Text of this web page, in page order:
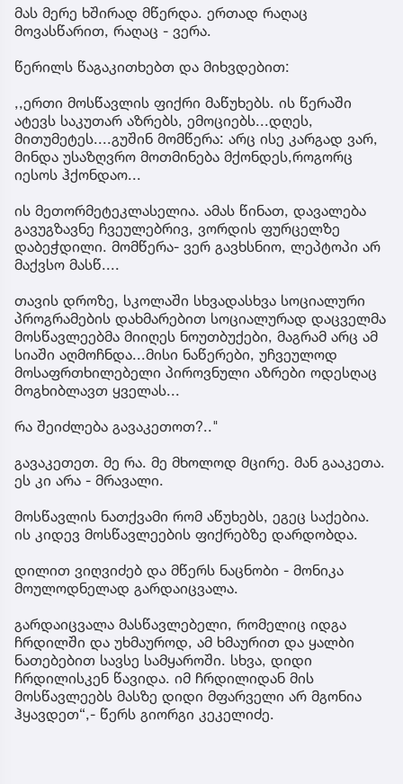
მას მერე ხშირად მწერდა. ერთად რაღაც
მოვასწარით, რაღაც - ვერა.
წერილს წაგაკითხებთ და მიხვდებით:
,,ერთი მოსწავლის ფიქრი მაწუხებს. ის წერაში
ატევს საკუთარ აზრებს, ემოციებს...დღეს,
მითუმეტეს....გუშინ მომწერა: არც ისე კარგად ვარ,
მინდა უსაზღვრო მოთმინება მქონდეს,როგორც
იესოს ჰქონდაო...
ის მეთორმეტეკლასელია. ამას წინათ, დავალება
გავუგზავნე ჩვეულებრივ, ვორდის ფურცელზე
დაბეჭდილი. მომწერა- ვერ გავხსნიო, ლეპტოპი არ
მაქვსო მასწ....
თავის დროზე, სკოლაში სხვადასხვა სოციალური
პროგრამების დახმარებით სოციალურად დაცველმა
მოსწავლეებმა მიიღეს ნოუთბუქები, მაგრამ არც ამ
სიაში აღმოჩნდა...მისი ნაწერები, უჩვეულოდ
მოსაფრთხილებელი პიროვნული აზრები ოდესღაც
მოგხიბლავთ ყველას...
რა შეიძლება გავაკეთოთ?.."
გავაკეთეთ. მე რა. მე მხოლოდ მცირე. მან გააკეთა.
ეს კი არა - მრავალი.
მოსწავლის ნათქვამი რომ აწუხებს, ეგეც საქებია.
ის კიდევ მოსწავლეების ფიქრებზე დარდობდა.
დილით ვიღვიძებ და მწერს ნაცნობი - მონიკა
მოულოდნელად გარდაიცვალა.
გარდაიცვალა მასწავლებელი, რომელიც იდგა
ჩრდილში და უხმაუროდ, ამ ხმაურით და ყალბი
ნათებებით სავსე სამყაროში. სხვა, დიდი
ჩრდილისკენ წავიდა. იმ ჩრდილიდან მის
მოსწავლეებს მასზე დიდი მფარველი არ მგონია
ჰყავდეთ“,- წერს გიორგი კეკელიძე.